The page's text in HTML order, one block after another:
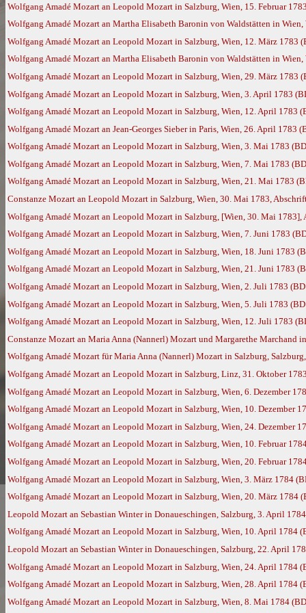
Wolfgang Amadé Mozart an Leopold Mozart in Salzburg, Wien, 15. Februar
Wolfgang Amadé Mozart an Martha Elisabeth Baronin von Waldstätten in
Wolfgang Amadé Mozart an Leopold Mozart in Salzburg, Wien, 12. März 1783
Wolfgang Amadé Mozart an Martha Elisabeth Baronin von Waldstätten in
Wolfgang Amadé Mozart an Leopold Mozart in Salzburg, Wien, 29. März 1783
Wolfgang Amadé Mozart an Leopold Mozart in Salzburg, Wien, 3. April 1783
Wolfgang Amadé Mozart an Leopold Mozart in Salzburg, Wien, 12. April 1783
Wolfgang Amadé Mozart an Jean-Georges Sieber in Paris, Wien, 26. April 1783
Wolfgang Amadé Mozart an Leopold Mozart in Salzburg, Wien, 3. Mai 1783
Wolfgang Amadé Mozart an Leopold Mozart in Salzburg, Wien, 7. Mai 1783
Wolfgang Amadé Mozart an Leopold Mozart in Salzburg, Wien, 21. Mai 1783
Constanze Mozart an Leopold Mozart in Salzburg, Wien, 30. Mai 1783,
Wolfgang Amadé Mozart an Leopold Mozart in Salzburg, [Wien, 30. Mai 1783],
Wolfgang Amadé Mozart an Leopold Mozart in Salzburg, Wien, 7. Juni 1783
Wolfgang Amadé Mozart an Leopold Mozart in Salzburg, Wien, 18. Juni 1783
Wolfgang Amadé Mozart an Leopold Mozart in Salzburg, Wien, 21. Juni 1783
Wolfgang Amadé Mozart an Leopold Mozart in Salzburg, Wien, 2. Juli 1783
Wolfgang Amadé Mozart an Leopold Mozart in Salzburg, Wien, 5. Juli 1783
Wolfgang Amadé Mozart an Leopold Mozart in Salzburg, Wien, 12. Juli 1783
Constanze Mozart an Maria Anna (Nannerl) Mozart und Margarethe
Wolfgang Amadé Mozart für Maria Anna (Nannerl) Mozart in Salzburg,
Wolfgang Amadé Mozart an Leopold Mozart in Salzburg, Linz, 31. Oktober
Wolfgang Amadé Mozart an Leopold Mozart in Salzburg, Wien, 6. Dezember
Wolfgang Amadé Mozart an Leopold Mozart in Salzburg, Wien, 10. Dezember
Wolfgang Amadé Mozart an Leopold Mozart in Salzburg, Wien, 24. Dezember
Wolfgang Amadé Mozart an Leopold Mozart in Salzburg, Wien, 10. Februar
Wolfgang Amadé Mozart an Leopold Mozart in Salzburg, Wien, 20. Februar
Wolfgang Amadé Mozart an Leopold Mozart in Salzburg, Wien, 3. März 1784
Wolfgang Amadé Mozart an Leopold Mozart in Salzburg, Wien, 20. März 1784
Leopold Mozart an Sebastian Winter in Donaueschingen, Salzburg, 3. April
Wolfgang Amadé Mozart an Leopold Mozart in Salzburg, Wien, 10. April 1784
Leopold Mozart an Sebastian Winter in Donaueschingen, Salzburg, 22. April
Wolfgang Amadé Mozart an Leopold Mozart in Salzburg, Wien, 24. April 1784
Wolfgang Amadé Mozart an Leopold Mozart in Salzburg, Wien, 28. April 1784
Wolfgang Amadé Mozart an Leopold Mozart in Salzburg, Wien, 8. Mai 1784